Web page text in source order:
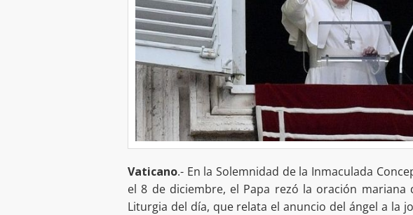
Vaticano.- En la Solemnidad de la Inmaculada
el 8 de diciembre, el Papa rezó la oración mariana
Liturgia del día, que relata el anuncio del ángel a la